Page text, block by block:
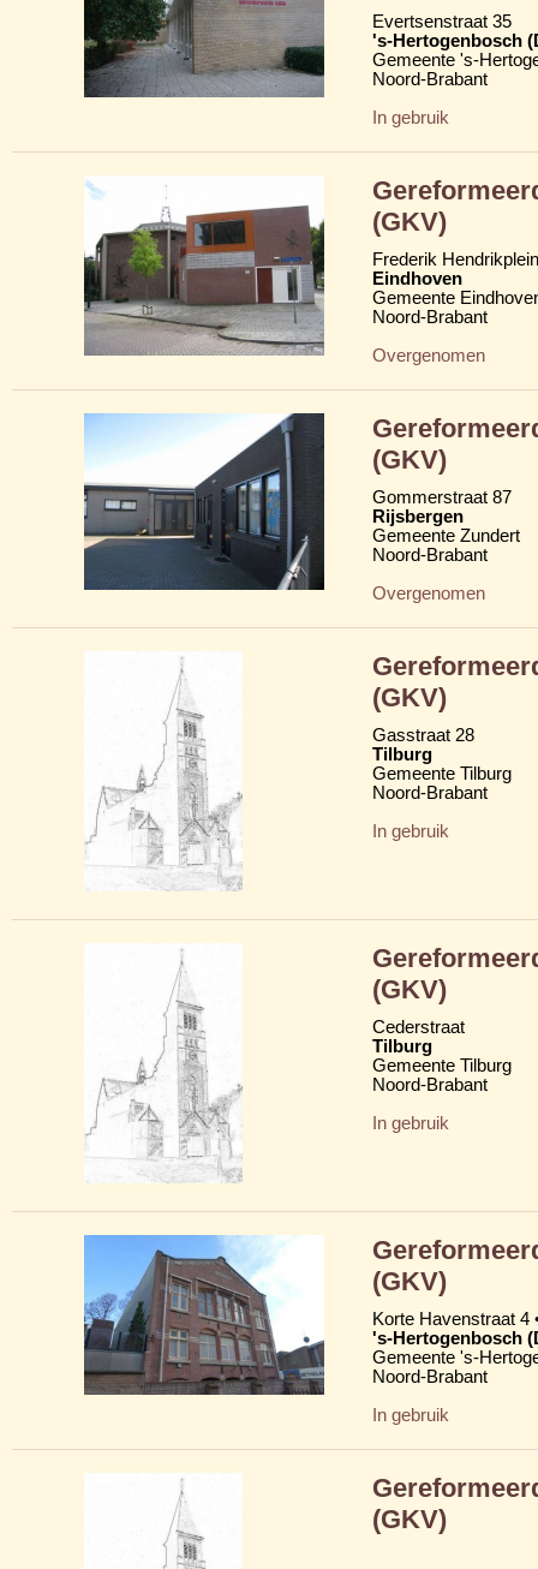
Evertsenstraat 35
's-Hertogenbosch
Gemeente 's-
Noord-Brabant
In gebruik
(GKV)
Frederik
Eindhoven
Gemeente
Noord-Brabant
Overgenomen
(GKV)
Gommerstraat 87
Rijsbergen
Gemeente Zundert
Noord-Brabant
Overgenomen
(GKV)
Gasstraat 28
Tilburg
Gemeente Tilburg
Noord-Brabant
In gebruik
(GKV)
Cederstraat
Tilburg
Gemeente Tilburg
Noord-Brabant
In gebruik
(GKV)
Korte Havenstraat 4
's-Hertogenbosch
Gemeente 's-
Noord-Brabant
In gebruik
(GKV)